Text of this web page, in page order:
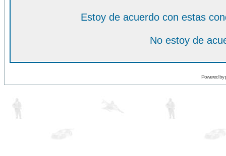
Estoy de acuerdo con estas
No estoy de
Powered by